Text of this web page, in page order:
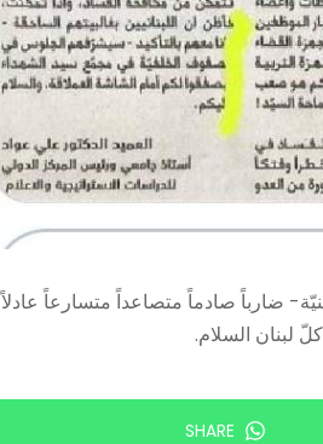
ضارباً صادماً متصاعداً متسارعاً عادلاً
لبنان السلام.
SHARE